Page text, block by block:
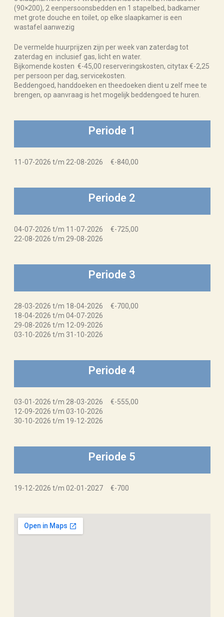
(90×200), 2 eenpersoonsbedden en 1 stapelbed, badkamer
met grote douche en toilet, op elke slaapkamer is een
wastafel aanwezig
De vermelde huurprijzen zijn per week van zaterdag tot
zaterdag en inclusief gas, licht en water.
Bijkomende kosten €-45,00 reserveringskosten, citytax €-2,25
per persoon per dag, servicekosten.
Beddengoed, handdoeken en theedoeken dient u zelf mee te
brengen, op aanvraag is het mogelijk beddengoed te huren.
Periode 1
11-07-2026 t/m 22-08-2026 €-840,00
Periode 2
04-07-2026 t/m 11-07-2026 €-725,00
22-08-2026 t/m 29-08-2026
Periode 3
28-03-2026 t/m 18-04-2026 €-700,00
18-04-2026 t/m 04-07-2026
29-08-2026 t/m 12-09-2026
03-10-2026 t/m 31-10-2026
Periode 4
03-01-2026 t/m 28-03-2026 €-555,00
12-09-2026 t/m 03-10-2026
30-10-2026 t/m 19-12-2026
Periode 5
19-12-2026 t/m 02-01-2027 €-700